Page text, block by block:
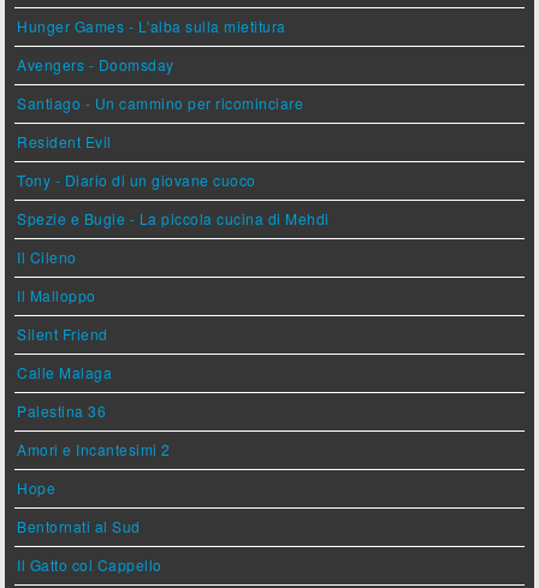
Hunger Games - L'alba sulla mietitura
Avengers - Doomsday
Santiago - Un cammino per ricominciare
Resident Evil
Tony - Diario di un giovane cuoco
Spezie e Bugie - La piccola cucina di Mehdi
Il Cileno
Il Malloppo
Silent Friend
Calle Malaga
Palestina 36
Amori e Incantesimi 2
Hope
Bentornati al Sud
Il Gatto col Cappello